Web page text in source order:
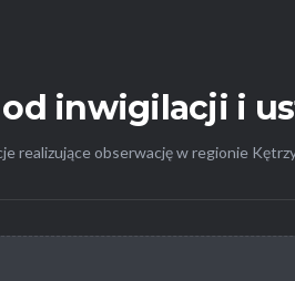
inwigilacji i
realizujące obserwację w regionie